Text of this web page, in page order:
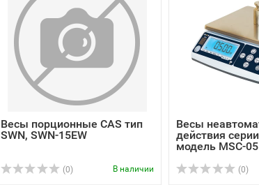
Весы порционные CAS тип
SWN, SWN-15EW
(0) В наличии
Весы
действия
модель MSC-05
(0)